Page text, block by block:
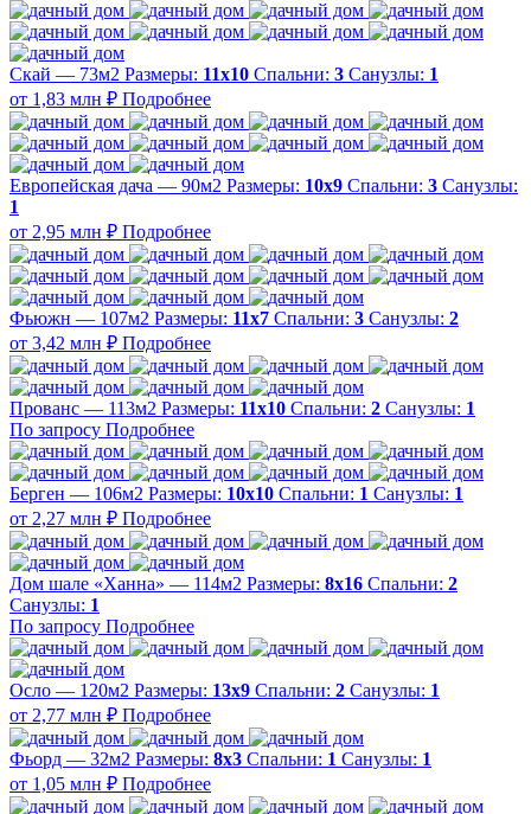
Скай — 73м2 Размеры: 11х10 Спальни: 3 Санузлы: 1
от 1,83 млн ₽ Подробнее
Европейская дача — 90м2 Размеры: 10х9 Спальни: 3 Санузлы:
1
от 2,95 млн ₽ Подробнее
Фьюжн — 107м2 Размеры: 11х7 Спальни: 3 Санузлы: 2
от 3,42 млн ₽ Подробнее
Прованс — 113м2 Размеры: 11х10 Спальни: 2 Санузлы: 1
По запросу Подробнее
Берген — 106м2 Размеры: 10х10 Спальни: 1 Санузлы: 1
от 2,27 млн ₽ Подробнее
Дом шале «Ханна» — 114м2 Размеры: 8х16 Спальни: 2
Санузлы: 1
По запросу Подробнее
Осло — 120м2 Размеры: 13х9 Спальни: 2 Санузлы: 1
от 2,77 млн ₽ Подробнее
Фьорд — 32м2 Размеры: 8х3 Спальни: 1 Санузлы: 1
от 1,05 млн ₽ Подробнее